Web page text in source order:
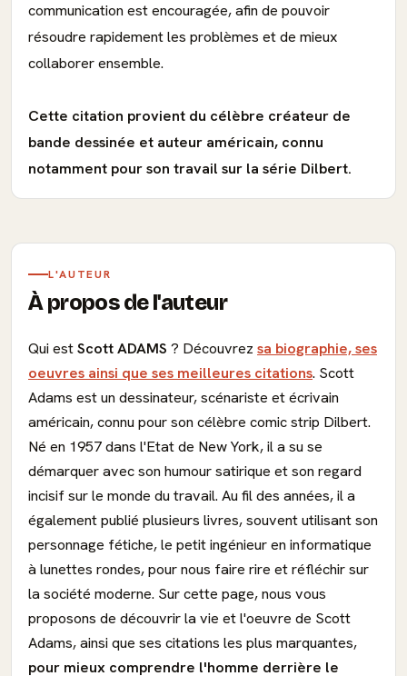
communication est encouragée, afin de pouvoir
résoudre rapidement les problèmes et de mieux
collaborer ensemble.
Cette citation provient du célèbre créateur de
bande dessinée et auteur américain, connu
notamment pour son travail sur la série Dilbert.
L'AUTEUR
À propos de l'auteur
Qui estScott ADAMS ? Découvrez sa biographie, ses
oeuvres ainsi que ses meilleures citations. Scott
Adams est un dessinateur, scénariste et écrivain
américain, connu pour son célèbre comic strip Dilbert.
Né en 1957 dans l'Etat de New York, il a su se
démarquer avec son humour satirique et son regard
incisif sur le monde du travail. Au fil des années, il a
également publié plusieurs livres, souvent utilisant son
personnage fétiche, le petit ingénieur en informatique
à lunettes rondes, pour nous faire rire et réfléchir sur
la société moderne. Sur cette page, nous vous
proposons de découvrir la vie et l'oeuvre de Scott
Adams, ainsi que ses citations les plus marquantes,
pour mieux comprendre l'homme derrière le